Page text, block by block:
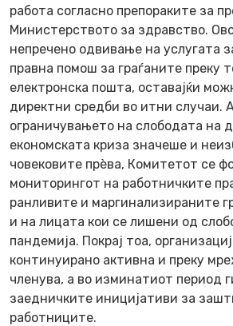
работа согласно препораките за
Министерството за здравство.
непречено одвивање на услугата
правна помош за граѓаните преку
електронска пошта, оставајќи
директни средби во итни случаи.
ограничувањето на слободата на
економската криза значеше и
човековите прѐва, Комитетот се
мониторингот на работничките
ранливите и маргинализираните
и на лицата кои се лишени од
пандемија. Покрај тоа,
континуирано активна и преку
членува, а во изминатиот период
заедничките иницијативи за
работниците.